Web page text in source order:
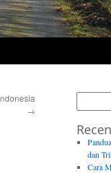
→
dan
Cara